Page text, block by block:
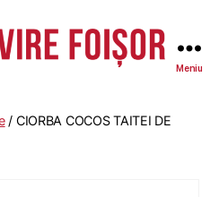
-
Meniu
/ CIORBA COCOS TAITEI DE